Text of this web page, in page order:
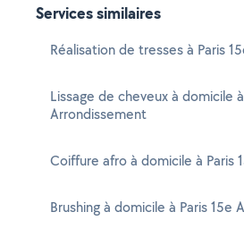
Services similaires
Réalisation de tresses à Paris
Lissage de cheveux à domicile
Arrondissement
Coiffure afro à domicile à Paris
Brushing à domicile à Paris 15e